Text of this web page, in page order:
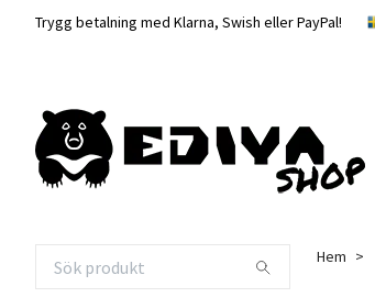
Trygg betalning med Klarna, Swish eller PayPal!
Hem